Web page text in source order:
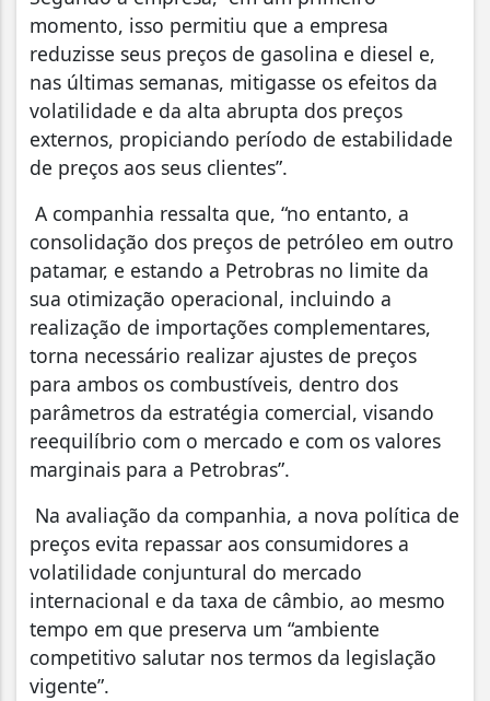
momento, isso permitiu que a empresa
reduzisse seus preços de gasolina e diesel e,
nas últimas semanas, mitigasse os efeitos da
volatilidade e da alta abrupta dos preços
externos, propiciando período de estabilidade
de preços aos seus clientes”.
A companhia ressalta que, “no entanto, a
consolidação dos preços de petróleo em outro
patamar, e estando a Petrobras no limite da
sua otimização operacional, incluindo a
realização de importações complementares,
torna necessário realizar ajustes de preços
para ambos os combustíveis, dentro dos
parâmetros da estratégia comercial, visando
reequilíbrio com o mercado e com os valores
marginais para a Petrobras”.
Na avaliação da companhia, a nova política de
preços evita repassar aos consumidores a
volatilidade conjuntural do mercado
internacional e da taxa de câmbio, ao mesmo
tempo em que preserva um “ambiente
competitivo salutar nos termos da legislação
vigente”.